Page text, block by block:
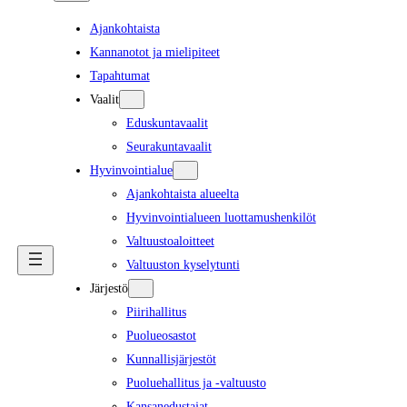
Ajankohtaista
Kannanotot ja mielipiteet
Tapahtumat
Vaalit
Eduskuntavaalit
Seurakuntavaalit
Hyvinvointialue
Ajankohtaista alueelta
Hyvinvointialueen luottamushenkilöt
Valtuustoaloitteet
Valtuuston kyselytunti
Järjestö
Piirihallitus
Puolueosastot
Kunnallisjärjestöt
Puoluehallitus ja -valtuusto